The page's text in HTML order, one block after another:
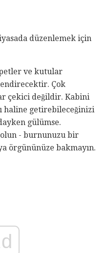
düzenlemek için
ve kutular
Çok
çekici değildir. Kabini
haline getirebileceğinizi
gülümse.
- burnunuzu bir
örgününüze bakmayın.